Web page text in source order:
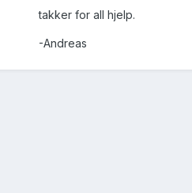
takker for all hjelp.
-Andreas